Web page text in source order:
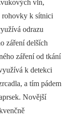
vln,
rohovky k sítnici
odrazu
záření delších
záření od tkání
k detekci
a tím pádem
Novější